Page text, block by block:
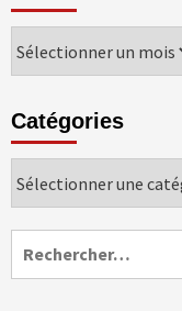
Archives
Catégories
Catégories